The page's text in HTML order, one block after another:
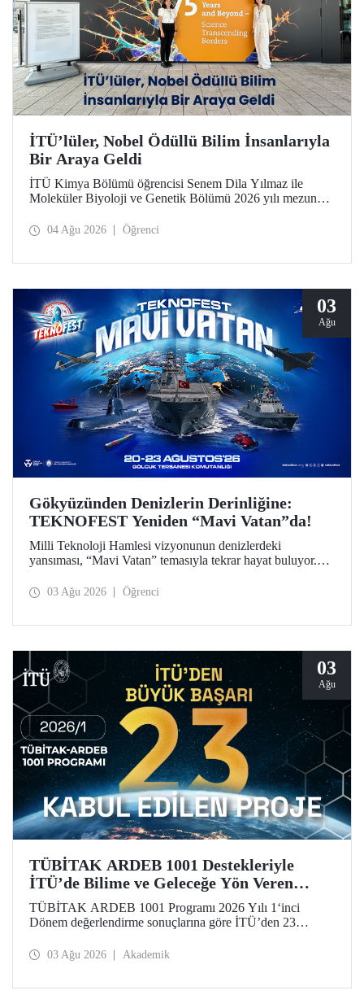
İTÜ’lüler, Nobel Ödüllü Bilim İnsanlarıyla
Bir Araya Geldi
İTÜ Kimya Bölümü öğrencisi Senem Dila Yılmaz ile
Moleküler Biyoloji ve Genetik Bölümü 2026 yılı mezunu
Etkinliklere Katılım Desteği kapsamında 75’inci Lindau
04 Ağu 2026 Öğrenci
03
Ağu
Gökyüzünden Denizlerin Derinliğine:
TEKNOFEST Yeniden “Mavi Vatan”da!
Milli Teknoloji Hamlesi vizyonunun denizlerdeki
yansıması, “Mavi Vatan” temasıyla tekrar hayat buluyor.
tarihlerinde Gölcük Tersanesi Komutanlığı’nda
03 Ağu 2026 Öğrenci
03
Ağu
TÜBİTAK ARDEB 1001 Destekleriyle
İTÜ’de Bilime ve Geleceğe Yön Veren
Başarı
TÜBİTAK ARDEB 1001 Programı 2026 Yılı 1‘inci
Dönem değerlendirme sonuçlarına göre İTÜ’den 23
03 Ağu 2026 Akademik